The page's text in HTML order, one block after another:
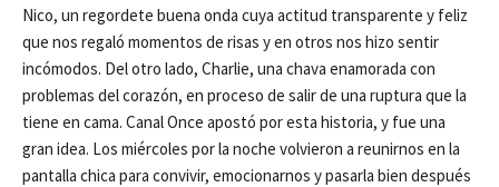
Nico, un regordete buena onda cuya actitud transparente y feliz
que nos regaló momentos de risas y en otros nos hizo sentir
incómodos. Del otro lado, Charlie, una chava enamorada con
problemas del corazón, en proceso de salir de una ruptura que la
tiene en cama. Canal Once apostó por esta historia, y fue una
gran idea. Los miércoles por la noche volvieron a reunirnos en la
pantalla chica para convivir, emocionarnos y pasarla bien después